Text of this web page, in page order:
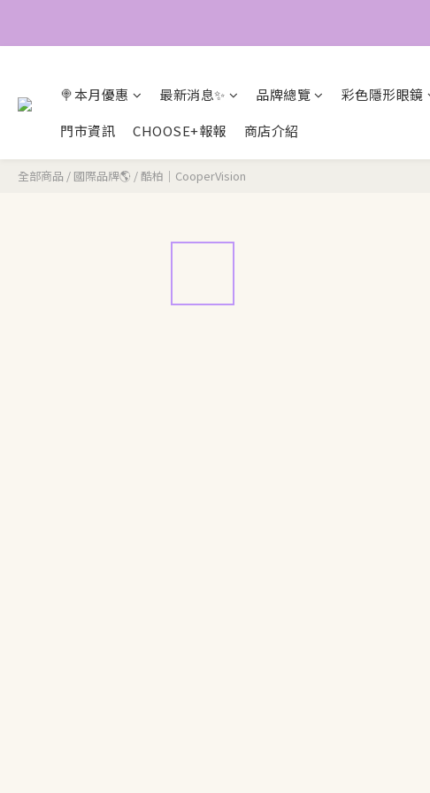
🍭本月優惠 最新消息✨ 品牌總覽 彩色隱形眼鏡
門市資訊
CHOOSE+報報 商店介紹
全部商品 / 國際品牌🌎 /酷柏｜CooperVision